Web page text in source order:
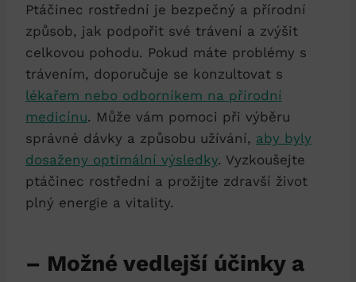
Ptáčinec ⁢rostřední je bezpečný‍ a přírodní
způsob, jak​ podpořit své trávení a zvýšit
celkovou pohodu. Pokud ​máte‍ problémy s⁣
trávením, doporučuje se konzultovat s
lékařem nebo odborníkem na přírodní
medicínu. Může ⁤vám pomoci při výběru
správné dávky‍ a způsobu‌ užívání, aby byly
dosaženy optimální výsledky. Vyzkoušejte
ptáčinec rostřední a prožijte⁤ zdravší život
plný energie⁣ a vitality.
– Možné vedlejší účinky a